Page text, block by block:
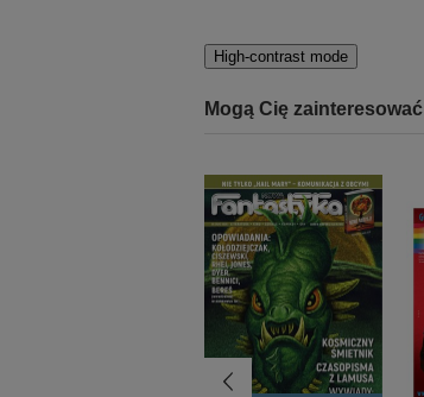
High-contrast mode
Mogą Cię zainteresować